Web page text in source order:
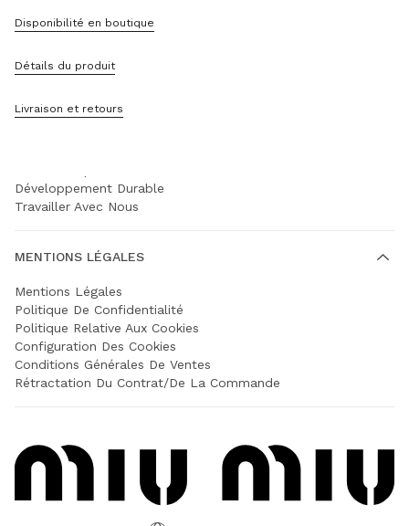
Disponibilité en boutique
Détails du produit
Livraison et retours
Services Miu Miu
FAQ
Développement Durable
Travailler Avec Nous
MENTIONS LÉGALES
Mentions Légales
Politique De Confidentialité
Politique Relative Aux Cookies
Configuration Des Cookies
Conditions Générales De Ventes
Rétractation Du Contrat/de La Commande